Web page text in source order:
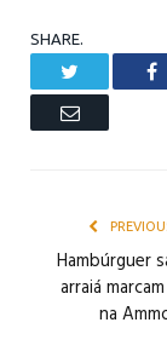
SHARE.
Email
Hambúrguer
arraiá
na